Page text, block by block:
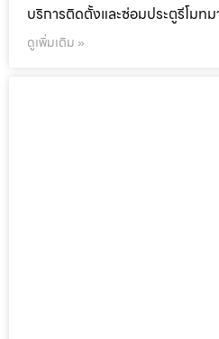
บริการติดตั้งและซ่อมประตูรีโมท
ดูเพิ่มเติม »